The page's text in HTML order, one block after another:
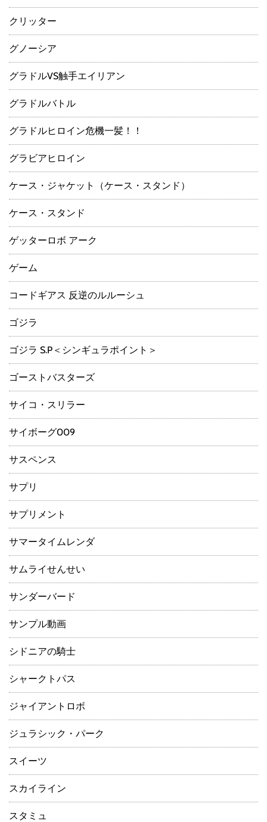
クリッター
グノーシア
グラドルVS触手エイリアン
グラドルバトル
グラドルヒロイン危機一髪！！
グラビアヒロイン
ケース・ジャケット（ケース・スタンド）
ケース・スタンド
ゲッターロボ アーク
ゲーム
コードギアス 反逆のルルーシュ
ゴジラ
ゴジラ S.P＜シンギュラポイント＞
ゴーストバスターズ
サイコ・スリラー
サイボーグ009
サスペンス
サプリ
サプリメント
サマータイムレンダ
サムライせんせい
サンダーバード
サンプル動画
シドニアの騎士
シャークトパス
ジャイアントロボ
ジュラシック・パーク
スイーツ
スカイライン
スタミュ